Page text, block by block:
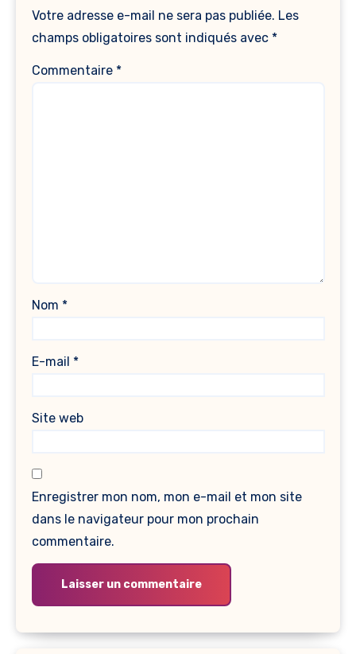
Votre adresse e-mail ne sera pas publiée. Les
champs obligatoires sont indiqués avec *
Commentaire *
Nom *
E-mail *
Site web
Enregistrer mon nom, mon e-mail et mon site
dans le navigateur pour mon prochain
commentaire.